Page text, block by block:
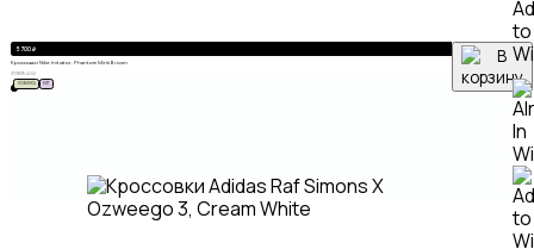
5 700₽
Кроссовки Nike Initiator, Phantom Mink Brown
373839 4041
to
НОВИНКА ХИТ